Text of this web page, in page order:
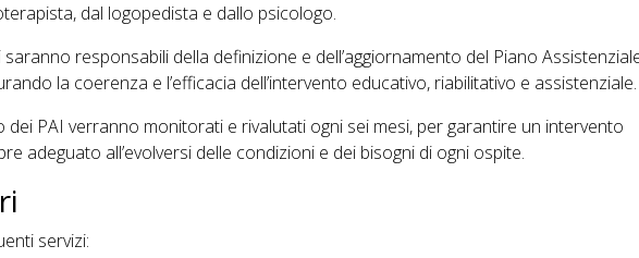
dal logopedista e dallo psicologo.
responsabili della definizione e dell’aggiornamento del Piano
la coerenza e l’efficacia dell’intervento educativo, riabilitativo e assistenziale.
dei PAI verranno monitorati e rivalutati ogni sei mesi, per garantire un intervento
adeguato all’evolversi delle condizioni e dei bisogni di ogni ospite.
servizi: